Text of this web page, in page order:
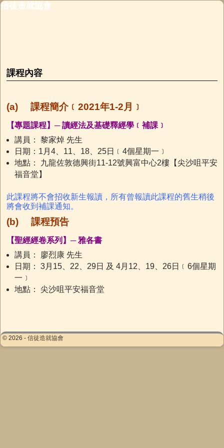
信徒造就協會
課程內容
(a) 課程簡介﹝2021年1-2月﹞
【專題課程】─ 讀經法及基礎釋經學﹝補課﹞
講員： 黎家焯 先生
日期：1月4、11、18、25日﹝4個星期一﹞
地點： 九龍佐敦德興街11-12號興富中心2樓【尖沙咀平安
福音堂】
此課程將不會招收新生報讀，所有曾報讀此課程的舊生稍後
將會收到補課通知。
(b) 課程預告
【聖經經卷系列】─ 雅各書
講員： 廖烈康 先生
日期： 3月15、22、29日 及 4月12、19、26日﹝6個星期
一﹞
地點： 尖沙咀平安福音堂
© 2026 - 信徒造就協會